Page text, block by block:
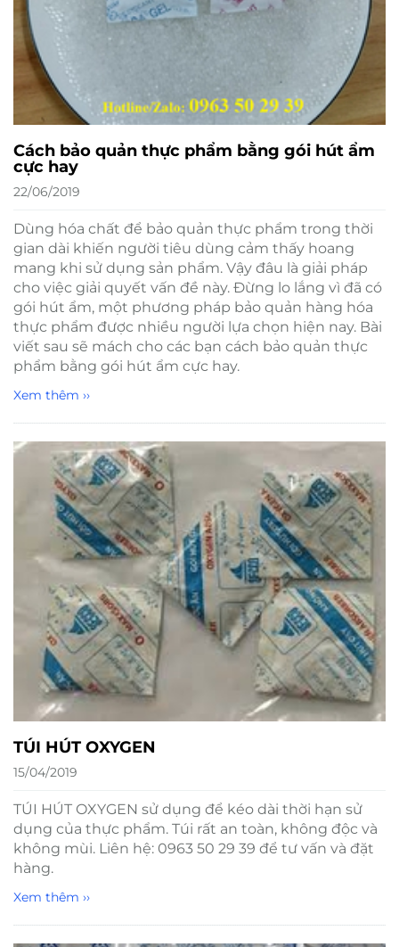
Cách bảo quản thực phẩm bằng gói hút ẩm
cực hay
22/06/2019
Dùng hóa chất để bảo quản thực phẩm trong thời
gian dài khiến người tiêu dùng cảm thấy hoang
mang khi sử dụng sản phẩm. Vậy đâu là giải pháp
cho việc giải quyết vấn đề này. Đừng lo lắng vì đã có
gói hút ẩm, một phương pháp bảo quản hàng hóa
thực phẩm được nhiều người lựa chọn hiện nay. Bài
viết sau sẽ mách cho các bạn cách bảo quản thực
phẩm bằng gói hút ẩm cực hay.
Xem thêm ››
TÚI HÚT OXYGEN
15/04/2019
TÚI HÚT OXYGEN sử dụng để kéo dài thời hạn sử
dụng của thực phẩm. Túi rất an toàn, không độc và
không mùi. Liên hệ: 0963 50 29 39 để tư vấn và đặt
hàng.
Xem thêm ››